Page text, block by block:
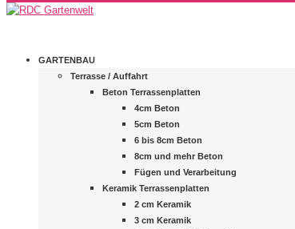
GARTENBAU
Terrasse / Auffahrt
Beton Terrassenplatten
4cm Beton
5cm Beton
6 bis 8cm Beton
8cm und mehr Beton
Fügen und Verarbeitung
Keramik Terrassenplatten
2 cm Keramik
3 cm Keramik